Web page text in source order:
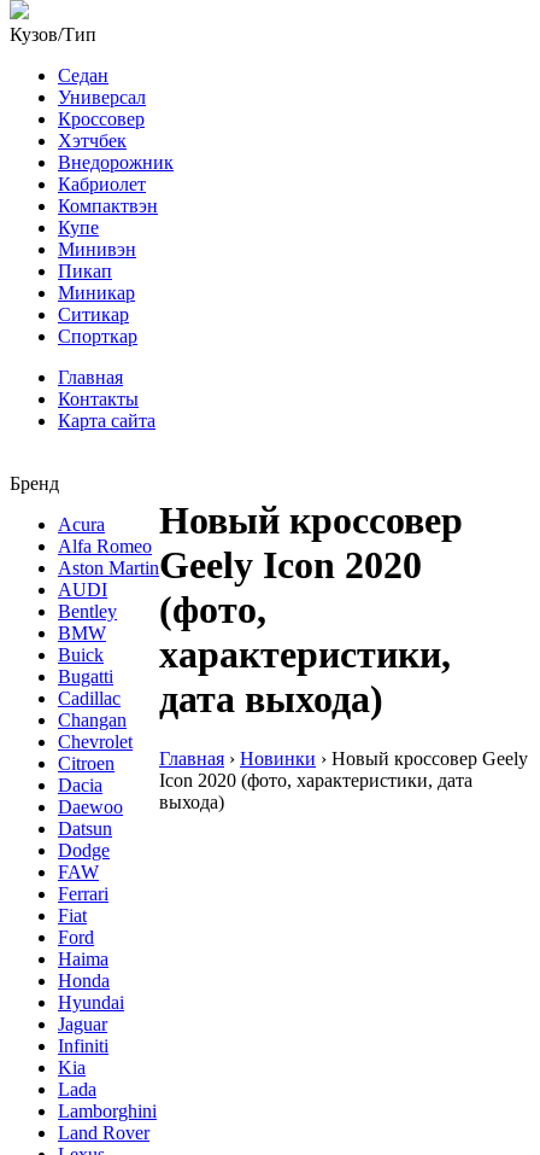
Кузов/Тип
Седан
Универсал
Кроссовер
Хэтчбек
Внедорожник
Кабриолет
Компактвэн
Купе
Минивэн
Пикап
Миникар
Ситикар
Спорткар
Главная
Контакты
Карта сайта
Бренд
Acura
Alfa Romeo
Aston Martin
AUDI
Bentley
BMW
Buick
Bugatti
Cadillac
Changan
Chevrolet
Citroen
Dacia
Daewoo
Datsun
Dodge
FAW
Ferrari
Fiat
Ford
Haima
Honda
Hyundai
Jaguar
Infiniti
Kia
Lada
Lamborghini
Land Rover
Новый кроссовер
Geely Icon 2020
(фото,
характеристики,
дата выхода)
Главная › Новинки › Новый кроссовер Geely
Icon 2020 (фото, характеристики, дата
выхода)